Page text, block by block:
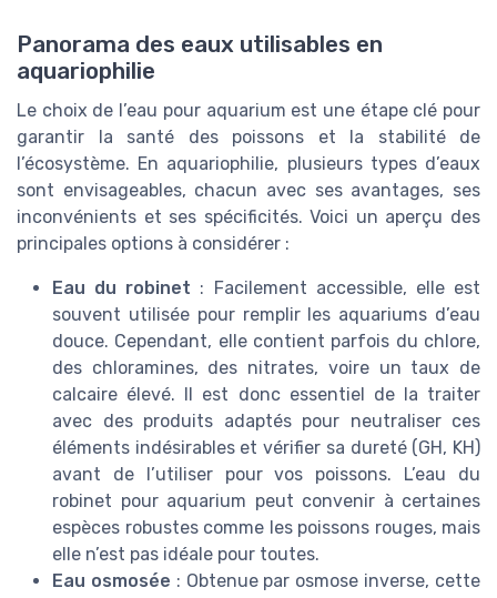
Panorama des eaux utilisables en
aquariophilie
Le choix de l’eau pour aquarium est une étape clé pour
garantir la santé des poissons et la stabilité de
l’écosystème. En aquariophilie, plusieurs types d’eaux
sont envisageables, chacun avec ses avantages, ses
inconvénients et ses spécificités. Voici un aperçu des
principales options à considérer :
Eau du robinet : Facilement accessible, elle est
souvent utilisée pour remplir les aquariums d’eau
douce. Cependant, elle contient parfois du chlore,
des chloramines, des nitrates, voire un taux de
calcaire élevé. Il est donc essentiel de la traiter
avec des produits adaptés pour neutraliser ces
éléments indésirables et vérifier sa dureté (GH, KH)
avant de l’utiliser pour vos poissons. L’eau du
robinet pour aquarium peut convenir à certaines
espèces robustes comme les poissons rouges, mais
elle n’est pas idéale pour toutes.
Eau osmosée : Obtenue par osmose inverse, cette